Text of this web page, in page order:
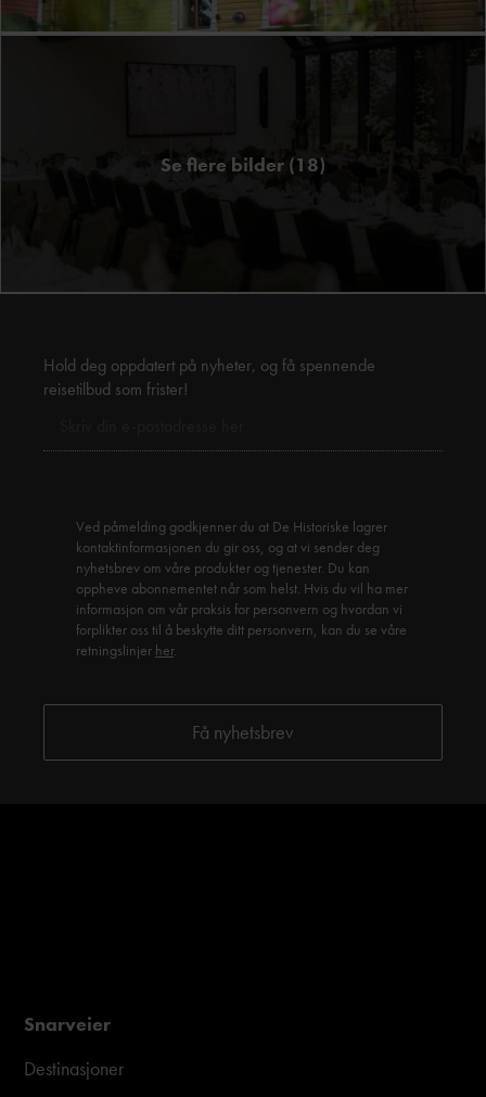
Se flere bilder (18)
Hold deg oppdatert på nyheter, og få spennende
reisetilbud som frister!
Ved påmelding godkjenner du at De Historiske lagrer
kontaktinformasjonen du gir oss, og at vi sender deg
nyhetsbrev om våre produkter og tjenester. Du kan
oppheve abonnementet når som helst. Hvis du vil ha mer
informasjon om vår praksis for personvern og hvordan vi
forplikter oss til å beskytte ditt personvern, kan du se våre
retningslinjer her.
Snarveier
Destinasjoner